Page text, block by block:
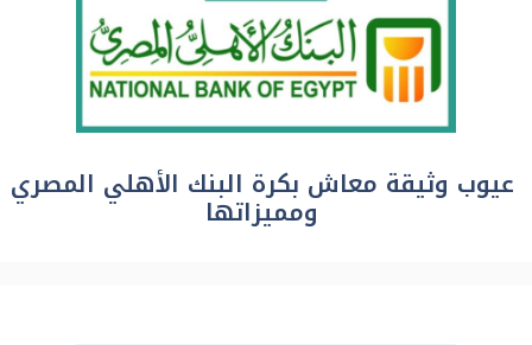
عيوب وثيقة معاش بكرة البنك الأهلي المصري
ومميزاتها